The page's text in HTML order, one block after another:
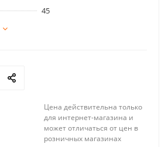
45
Цена действительна только
для интернет-магазина и
может отличаться от цен в
розничных магазинах